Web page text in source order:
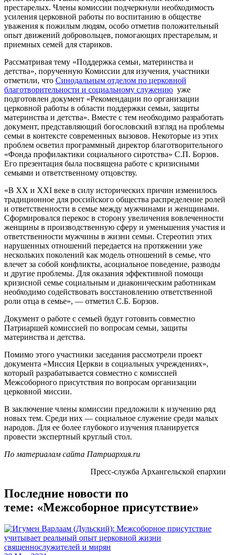
престарелых. Члены комиссии подчеркнули необходимость
усиления церковной работы по воспитанию в обществе
уважения к пожилым людям, особо отметив положительный
опыт движений добровольцев, помогающих престарелым, и
приемных семей для стариков.
Рассматривая тему «Поддержка семьи, материнства и
детства», порученную Комиссии для изучения, участники
отметили, что Синодальным отделом по церковной
благотворительности и социальному служению уже
подготовлен документ «Рекомендации по организации
церковной работы в области поддержки семьи, защиты
материнства и детства». Вместе с тем необходимо разработать
документ, представляющий богословский взгляд на проблемы
семьи в контексте современных вызовов. Некоторые из этих
проблем осветил программный директор благотворительного
«Фонда профилактики социального сиротства» С.П. Борзов.
Его презентация была посвящена работе с кризисными
семьями и ответственному отцовству.
«В XX и XXI веке в силу исторических причин изменилось
традиционное для российского общества распределение ролей
и ответственности в семье между мужчинами и женщинами.
Сформировался перекос в сторону увеличения вовлеченности
женщины в производственную сферу и уменьшения участия и
ответственности мужчины в жизни семьи. Стереотип этих
нарушенных отношений передается на протяжении уже
нескольких поколений как модель отношений в семье, что
влечет за собой конфликты, асоциальное поведение, разводы
и другие проблемы. Для оказания эффективной помощи
кризисной семье социальным и диаконическим работникам
необходимо содействовать восстановлению ответственной
роли отца в семье», — отметил С.Б. Борзов.
Документ о работе с семьей будут готовить совместно
Патриаршей комиссией по вопросам семьи, защиты
материнства и детства.
Помимо этого участники заседания рассмотрели проект
документа «Миссия Церкви в социальных учреждениях»,
который разрабатывается совместно с комиссией
Межсоборного присутствия по вопросам организации
церковной миссии.
В заключение члены комиссии предложили к изучению ряд
новых тем. Среди них — социальное служение среди малых
народов. Для ее более глубокого изучения планируется
провести экспертный круглый стол.
По материалам сайта Патриархия.ru
Пресс-служба Архангельской епархии
Последние новости по
теме: «Межсоборное присутствие»